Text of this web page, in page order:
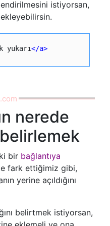
istiyorsan,
yukarı</a>
nerede
belirlemek
bir bağlantıya
fark ettiğimiz gibi,
yerine açıldığını
belirtmek istiyorsan,